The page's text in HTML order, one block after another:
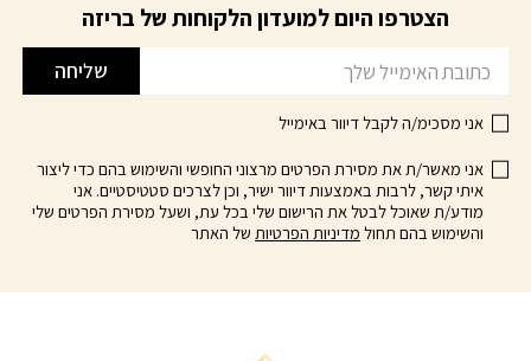
הצטרפו היום למועדון הלקוחות של בריזה
שליחה
אני מסכימ/ה לקבל דיוור באימייל
אני מאשר/ת את מסירת הפרטים מרצוני החופשי והשימוש בהם כדי ליצור
איתי קשר, לרבות באמצעות דיוור ישיר, וכן לצרכים סטטיסטיים. אני
מודע/ת שאוכל לבטל את הרישום שלי בכל עת, ושעל מסירת הפרטים שלי
והשימוש בהם תחול מדיניות הפרטיותשל האתר